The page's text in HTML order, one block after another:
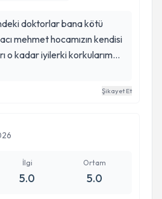
doktorlar bana kötü
mehmet hocamızın kendisi
o kadar iyilerki korkularım
bezdirdim ama ona
oldum kendisine ve ekipŞikayet Et
İlgi
5.0
Ortam
5.0